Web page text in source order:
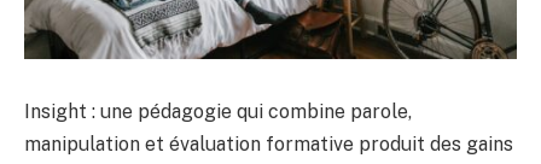
Insight : une pédagogie qui combine parole,
manipulation et évaluation formative produit des gains